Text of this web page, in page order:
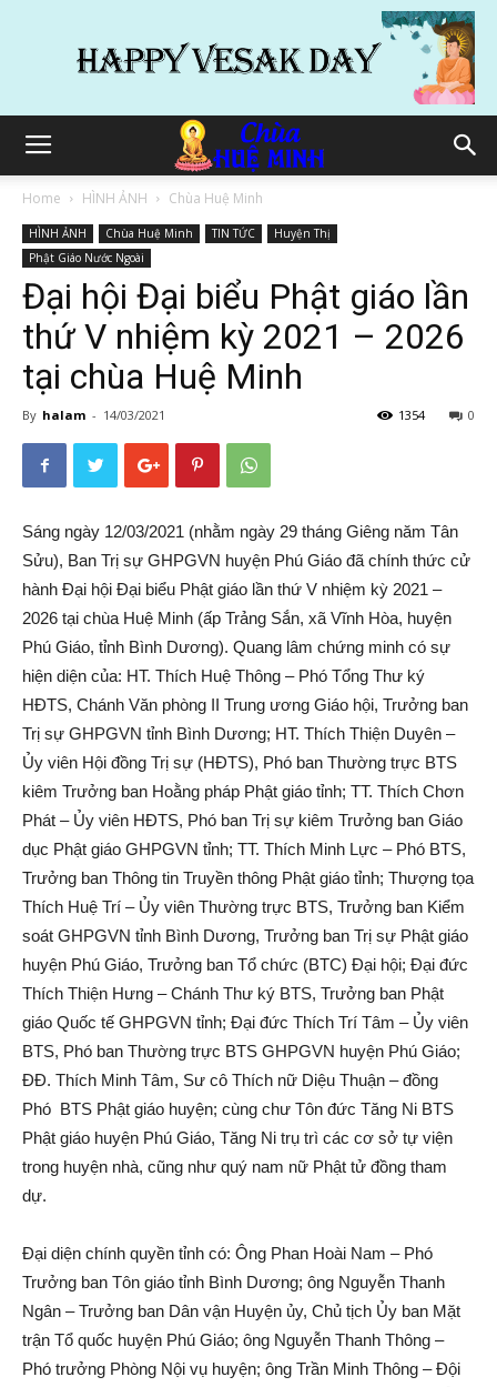
Home HÌNH ẢNH Chùa Huệ Minh
HÌNH ẢNH Chùa Huệ Minh TIN TỨC
Huyện Thị
Phật Giáo Nước Ngoài
Đại hội Đại biểu Phật giáo lần
thứ V nhiệm kỳ 2021 – 2026
tại chùa Huệ Minh
By halam - 14/03/2021 0
1354
Sáng ngày 12/03/2021 (nhằm ngày 29 tháng Giêng năm Tân
Sửu), Ban Trị sự GHPGVN huyện Phú Giáo đã chính thức cử
hành Đại hội Đại biểu Phật giáo lần thứ V nhiệm kỳ 2021 –
2026 tại chùa Huệ Minh (ấp Trảng Sắn, xã Vĩnh Hòa, huyện
Phú Giáo, tỉnh Bình Dương). Quang lâm chứng minh có sự
hiện diện của: HT. Thích Huệ Thông – Phó Tổng Thư ký
HĐTS, Chánh Văn phòng II Trung ương Giáo hội, Trưởng ban
Trị sự GHPGVN tỉnh Bình Dương; HT. Thích Thiện Duyên –
Ủy viên Hội đồng Trị sự (HĐTS), Phó ban Thường trực BTS
kiêm Trưởng ban Hoằng pháp Phật giáo tỉnh; TT. Thích Chơn
Phát – Ủy viên HĐTS, Phó ban Trị sự kiêm Trưởng ban Giáo
dục Phật giáo GHPGVN tỉnh; TT. Thích Minh Lực – Phó BTS,
Trưởng ban Thông tin Truyền thông Phật giáo tỉnh; Thượng tọa
Thích Huệ Trí – Ủy viên Thường trực BTS, Trưởng ban Kiểm
soát GHPGVN tỉnh Bình Dương, Trưởng ban Trị sự Phật giáo
huyện Phú Giáo, Trưởng ban Tổ chức (BTC) Đại hội; Đại đức
Thích Thiện Hưng – Chánh Thư ký BTS, Trưởng ban Phật
giáo Quốc tế GHPGVN tỉnh; Đại đức Thích Trí Tâm – Ủy viên
BTS, Phó ban Thường trực BTS GHPGVN huyện Phú Giáo;
ĐĐ. Thích Minh Tâm, Sư cô Thích nữ Diệu Thuận – đồng
Phó BTS Phật giáo huyện; cùng chư Tôn đức Tăng Ni BTS
Phật giáo huyện Phú Giáo, Tăng Ni trụ trì các cơ sở tự viện
trong huyện nhà, cũng như quý nam nữ Phật tử đồng tham
dự.
Đại diện chính quyền tỉnh có: Ông Phan Hoài Nam – Phó
Trưởng ban Tôn giáo tỉnh Bình Dương; ông Nguyễn Thanh
Ngân – Trưởng ban Dân vận Huyện ủy, Chủ tịch Ủy ban Mặt
trận Tổ quốc huyện Phú Giáo; ông Nguyễn Thanh Thông –
Phó trưởng Phòng Nội vụ huyện; ông Trần Minh Thông – Đội